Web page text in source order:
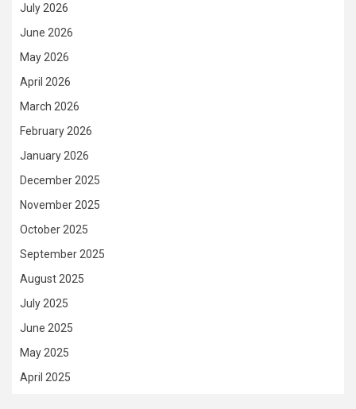
July 2026
June 2026
May 2026
April 2026
March 2026
February 2026
January 2026
December 2025
November 2025
October 2025
September 2025
August 2025
July 2025
June 2025
May 2025
April 2025